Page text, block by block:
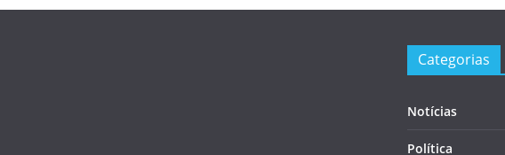
Categorias
Notícias
Política